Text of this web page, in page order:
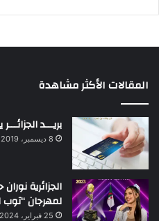
المقالات الأكثر مشاهدة
بريـــد
8 ديسمبر، 2019
الجزائرية
لمهرجان “توب
25 فبراير، 2024